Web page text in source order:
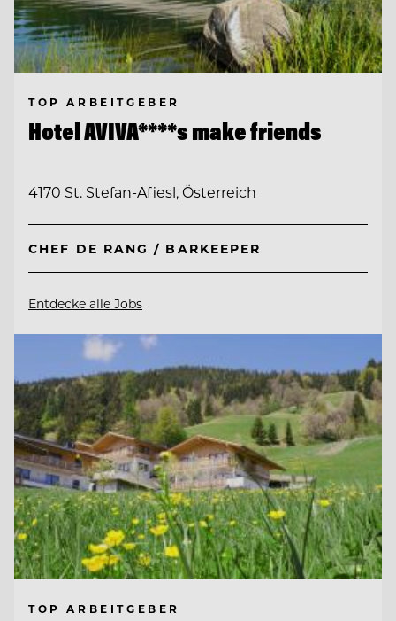
TOP ARBEITGEBER
Hotel AVIVA****s make friends
4170 St. Stefan-Afiesl, Österreich
CHEF DE RANG / BARKEEPER
Entdecke alle Jobs
TOP ARBEITGEBER